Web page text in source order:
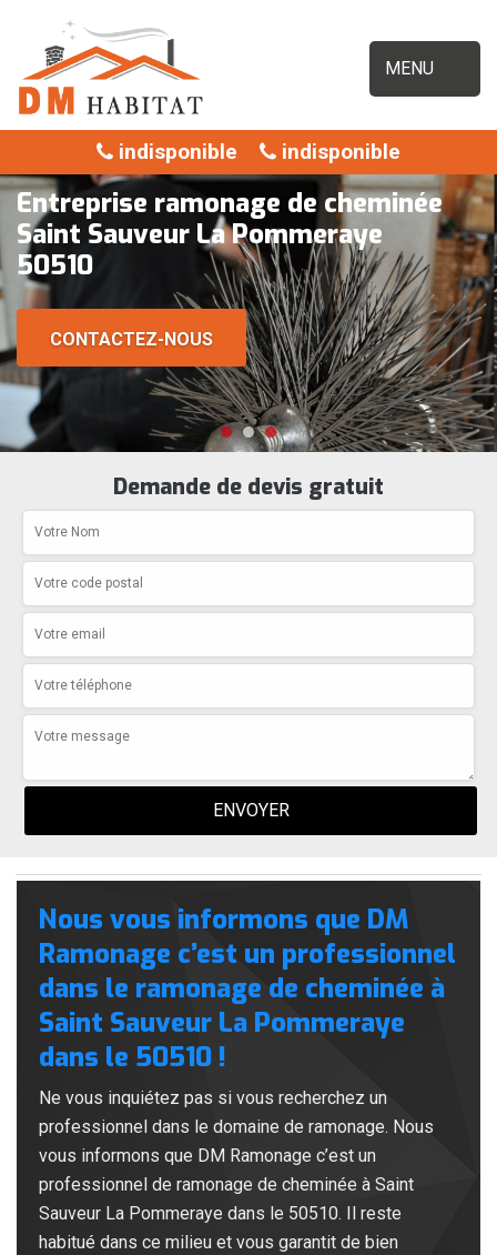
MENU
indisponible indisponible
Entreprise ramonage de cheminée
Saint Sauveur La Pommeraye
50510
CONTACTEZ-NOUS
Demande de devis gratuit
Nous vous informons que DM
Ramonage c’est un professionnel
dans le ramonage de cheminée à
Saint Sauveur La Pommeraye
dans le 50510 !
Ne vous inquiétez pas si vous recherchez un
professionnel dans le domaine de ramonage. Nous
vous informons que DM Ramonage c’est un
professionnel de ramonage de cheminée à Saint
Sauveur La Pommeraye dans le 50510. Il reste
habitué dans ce milieu et vous garantit de bien